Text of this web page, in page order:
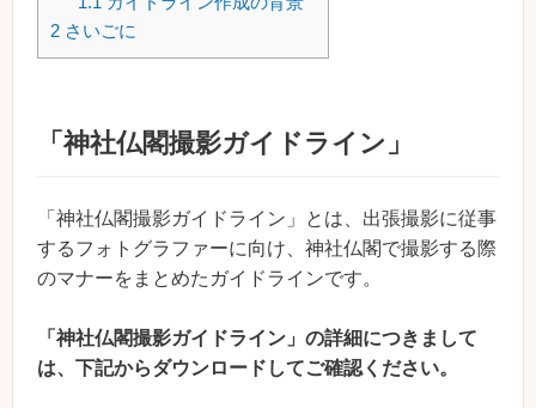
2 さいごに
「神社仏閣撮影ガイドライン」
「神社仏閣撮影ガイドライン」とは、出張撮影に従事
するフォトグラファーに向け、神社仏閣で撮影する際
のマナーをまとめたガイドラインです。
「神社仏閣撮影ガイドライン」の詳細につきまして
は、下記からダウンロードしてご確認ください。